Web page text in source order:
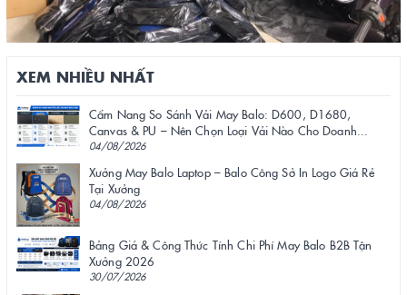
XEM NHIỀU NHẤT
Cẩm Nang So Sánh Vải May Balo: D600, D1680,
Canvas & PU – Nên Chọn Loại Vải Nào Cho Doanh...
04/08/2026
Xưởng May Balo Laptop – Balo Công Sở In Logo Giá Rẻ
Tại Xưởng
04/08/2026
Bảng Giá & Công Thức Tính Chi Phí May Balo B2B Tận
Xưởng 2026
30/07/2026